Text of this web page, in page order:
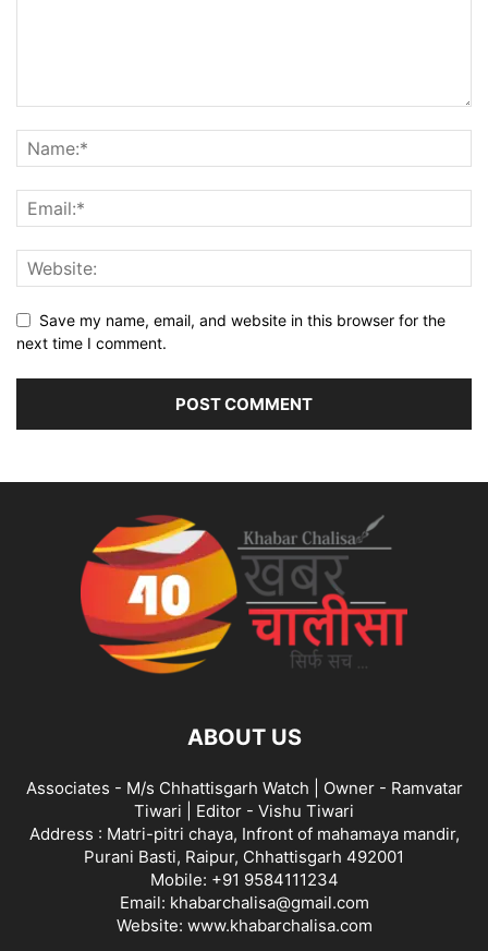
Save my name, email, and website in this browser for the
next time I comment.
ABOUT US
Associates - M/s Chhattisgarh Watch | Owner - Ramvatar
Tiwari | Editor - Vishu Tiwari
Address : Matri-pitri chaya, Infront of mahamaya mandir,
Purani Basti, Raipur, Chhattisgarh 492001
Mobile: +91 9584111234
Email: khabarchalisa@gmail.com
Website: www.khabarchalisa.com